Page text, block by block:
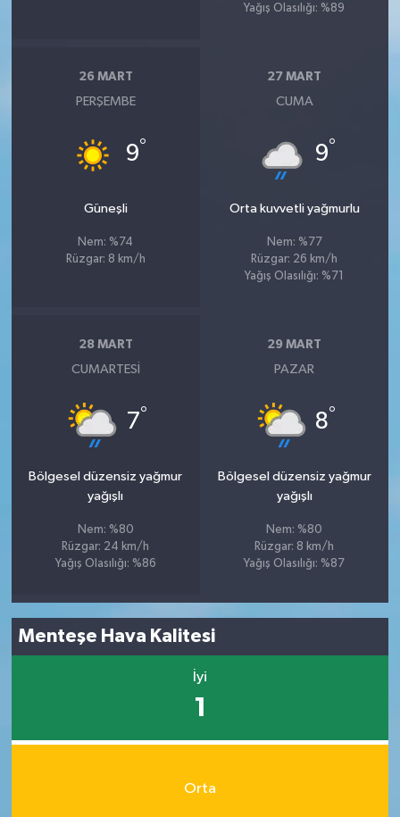
Yağış Olasılığı: %89
26 MART
PERŞEMBE
9°
Güneşli
Nem: %74
Rüzgar: 8 km/h
27 MART
CUMA
9°
Orta kuvvetli yağmurlu
Nem: %77
Rüzgar: 26 km/h
Yağış Olasılığı: %71
28 MART
CUMARTESI
7°
Bölgesel düzensiz yağmur
yağışlı
Nem: %80
Rüzgar: 24 km/h
Yağış Olasılığı: %86
29 MART
PAZAR
8°
Bölgesel düzensiz yağmur
yağışlı
Nem: %80
Rüzgar: 8 km/h
Yağış Olasılığı: %87
Menteşe Hava Kalitesi
İyi
1
Orta